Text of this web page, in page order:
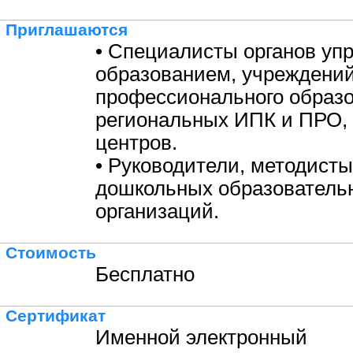
Приглашаются
• Специалисты органов
образованием,
профессионального
региональных ИПК и ПРО,
центров.
• Руководители,
дошкольных
организаций.
Стоимость
Бесплатно
Сертификат
Именной электронный